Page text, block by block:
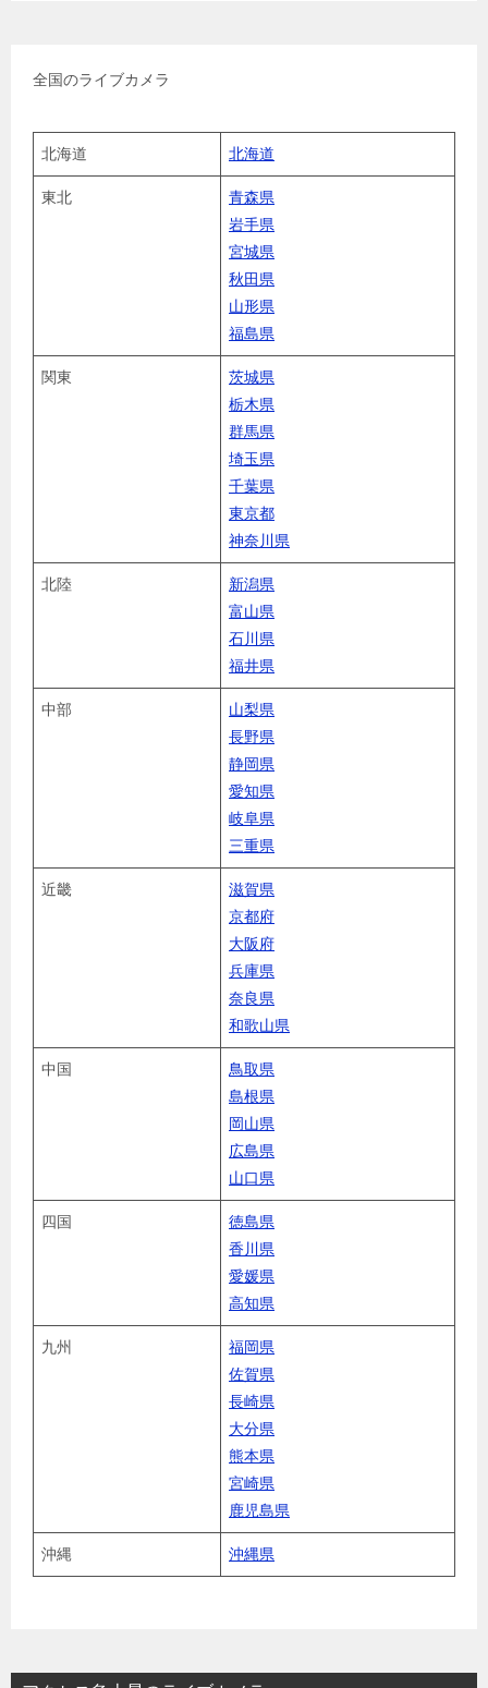
全国のライブカメラ
北海道 北海道
東北
青森県
岩手県
宮城県
秋田県
山形県
福島県
関東
茨城県
栃木県
群馬県
埼玉県
千葉県
東京都
神奈川県
北陸
新潟県
富山県
石川県
福井県
中部
山梨県
長野県
静岡県
愛知県
岐阜県
三重県
近畿
滋賀県
京都府
大阪府
兵庫県
奈良県
和歌山県
中国
鳥取県
島根県
岡山県
広島県
山口県
四国
徳島県
香川県
愛媛県
高知県
九州
福岡県
佐賀県
長崎県
大分県
熊本県
宮崎県
鹿児島県
沖縄 沖縄県